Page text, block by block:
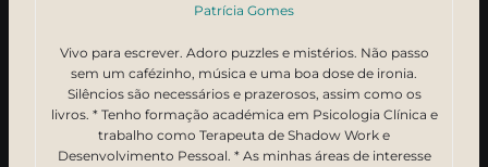
Patrícia Gomes
Vivo para escrever. Adoro puzzles e mistérios. Não passo
sem um cafézinho, música e uma boa dose de ironia.
Silêncios são necessários e prazerosos, assim como os
livros. * Tenho formação académica em Psicologia Clínica e
trabalho como Terapeuta de Shadow Work e
Desenvolvimento Pessoal. * As minhas áreas de interesse